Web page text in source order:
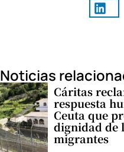
Noticias
Cáritas
respuesta
Ceuta que
dignidad de
migrantes